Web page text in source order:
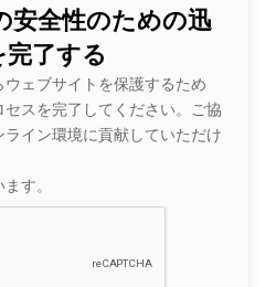
安全性のための迅
了する
ェブサイトを保護するため
スを完了してください。ご協
イン環境に貢献していただけ
す。